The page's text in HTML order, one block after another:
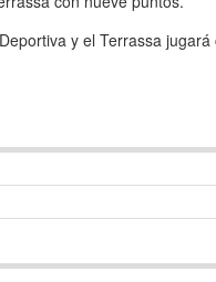
y el Terrassa